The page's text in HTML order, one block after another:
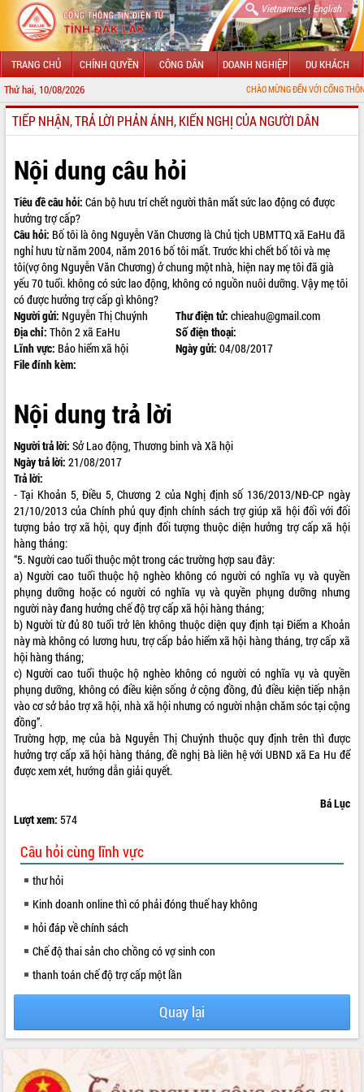
Vietnamese| English
TRANG CHỦ CHÍNH QUYỀN CÔNG DÂN DOANH NGHIỆP DU KHÁCH
Thứ hai, 10/08/2026 CHÀO MỪNG ĐẾN VỚI CỔNG THÔNG TIN
GIỚI THIỆU
TIN TỨC SỰ KIỆN
SỞ, BAN, NGÀNH
UBND CÁC XÃ, PHƯỜNG
THÔNG TIN CHỈ ĐẠO ĐIỀU HÀNH
HỆ THỐNG VĂN BẢN
VĂN BẢN HĐND TỈNH
QUY HOẠCH - KẾ HOẠCH
VIDEO
Trailer Lễ hội Sầu riêng Đắk Lắk năm
2026
Khám bệnh, cấp phát thuốc miễn phí
Hội nghị UBND tỉnh Đắk Lắk thường kỳ
tháng 7/2026
Nam Anh hùng” và trao Huân chương
Lao động
UBND tỉnh Đắk Lắk triển khai nhiệm
ALBUM ẢNH
TIẾP NHẬN, TRẢ LỜI PHẢN ÁNH, KIẾN NGHỊ CỦA NGƯỜI DÂN
Nội dung câu hỏi
Tiêu đề câu hỏi: Cán bộ hưu trí chết người thân mất sức lao động có được
hưởng trợ cấp?
Câu hỏi: Bố tôi là ông Nguyễn Văn Chương là Chủ tịch UBMTTQ xã EaHu đã
nghỉ hưu từ năm 2004, năm 2016 bố tôi mất. Trước khi chết bố tôi và mẹ
tôi(vợ ông Nguyễn Văn Chương) ở chung một nhà, hiện nay mẹ tôi đã già
yếu 70 tuổi. không có sức lao động, không có nguồn nuôi dưỡng. Vậy mẹ tôi
có được hưởng trợ cấp gì không?
Người gửi: Nguyễn Thị Chuýnh Thư điện tử: chieahu@gmail.com
Địa chỉ: Thôn 2 xã EaHu
Số điện thoại:
Lĩnh vực: Bảo hiểm xã hội Ngày gửi: 04/08/2017
File đính kèm:
Nội dung trả lời
Người trả lời: Sở Lao động, Thương binh và Xã hội
Ngày trả lời: 21/08/2017
Trả lời:
- Tại Khoản 5, Điều 5, Chương 2 của Nghị định số 136/2013/NĐ-CP ngày
21/10/2013 của Chính phủ quy định chính sách trợ giúp xã hội đối với đối
tượng bảo trợ xã hội, quy định đối tượng thuộc diện hưởng trợ cấp xã hội
hàng tháng:
“5. Người cao tuổi thuộc một trong các trường hợp sau đây:
a) Người cao tuổi thuộc hộ nghèo không có người có nghĩa vụ và quyền
phụng dưỡng hoặc có người có nghĩa vụ và quyền phụng dưỡng nhưng
người này đang hưởng chế độ trợ cấp xã hội hàng tháng;
b) Người từ đủ 80 tuổi trở lên không thuộc diện quy định tại Điểm a Khoản
này mà không có lương hưu, trợ cấp bảo hiểm xã hội hàng tháng, trợ cấp xã
hội hàng tháng;
c) Người cao tuổi thuộc hộ nghèo không có người có nghĩa vụ và quyền
phụng dưỡng, không có điều kiện sống ở cộng đồng, đủ điều kiện tiếp nhận
vào cơ sở bảo trợ xã hội, nhà xã hội nhưng có người nhận chăm sóc tại cộng
đồng”.
Trường hợp, mẹ của bà Nguyễn Thị Chuýnh thuộc quy định trên thì được
hưởng trợ cấp xã hội hàng tháng, đề nghị Bà liên hệ với UBND xã Ea Hu để
được xem xét, hướng dẫn giải quyết.
Bá Lục
Lượt xem: 574
Câu hỏi cùng lĩnh vực
thư hỏi
Kinh doanh online thì có phải đóng thuế hay không
hỏi đáp về chính sách
Chế độ thai sản cho chồng có vợ sinh con
thanh toán chế độ trợ cấp một lần
Quay lại